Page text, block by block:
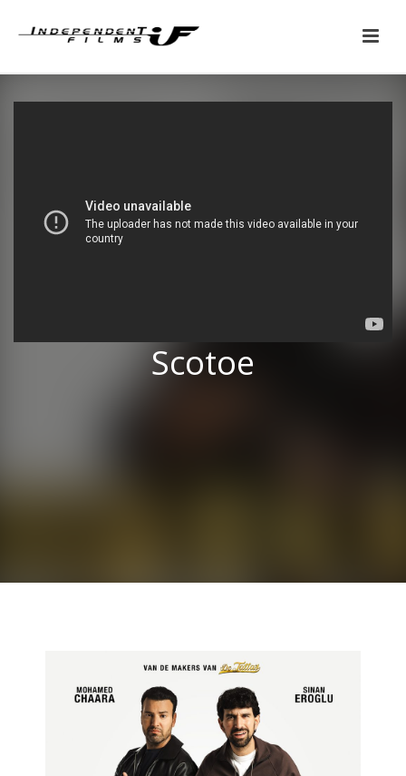
Scotoe